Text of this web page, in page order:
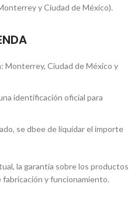
y Ciudad de México).
Monterrey, Ciudad de México y
identificación oficial para
se dbee de liquidar el importe
la garantía sobre los productos
y funcionamiento.